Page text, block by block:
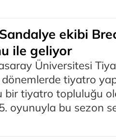
ekibi
ile geliyor
Üniversitesi
tiyatro
tiyatro topluluğu
oyunuyla bu sezon